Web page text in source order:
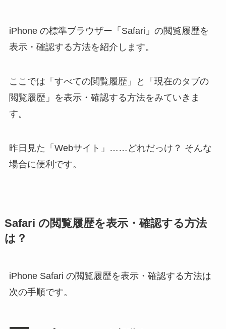
iPhone の標準ブラウザー「Safari」の閲覧履歴を
表示・確認する方法を紹介します。
ここでは「すべての閲覧履歴」と「現在のタブの
閲覧履歴」を表示・確認する方法をみていきま
す。
昨日見た「Webサイト」……どれだっけ？ そんな
場合に便利です。
Safari の閲覧履歴を表示・確認する方法
は？
iPhone Safari の閲覧履歴を表示・確認する方法は
次の手順です。